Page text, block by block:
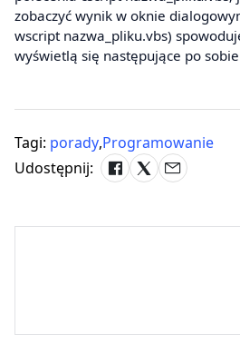
zobaczyć wynik w oknie
wscript nazwa_pliku.vbs)
wyświetlą się następujące po
Tagi: porady,Programowanie
Udostępnij: